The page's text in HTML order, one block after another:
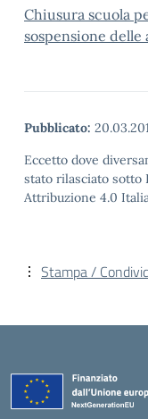
Chiusura scuola
sospensione
Pubblicato:
Eccetto dove
stato rilasciato sotto
Attribuzione 4.0
Stampa /